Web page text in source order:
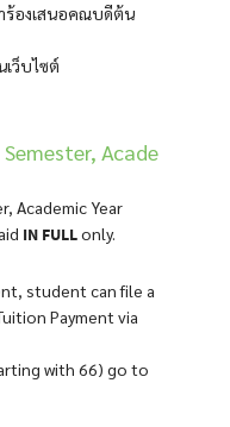
ร้องเสนอคณบดีต้น
ว็บไซต์
Academic
Academic Year
IN FULLonly.
student can file a
Payment via
with 66) go to